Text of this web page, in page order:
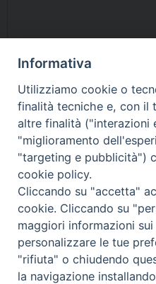
Questo contenuto non è
sui cookie
Exodus'94 Fondazione Antiusura
Informativa
Utilizziamo cookie o
finalità tecniche e, con il
altre finalità ("interazioni
"miglioramento
"targeting e pubblicità")
cookie policy.
Cliccando su "accetta"
cookie. Cliccando su
maggiori informazioni
personalizzare le tue
"rifiuta" o chiudendo
la navigazione